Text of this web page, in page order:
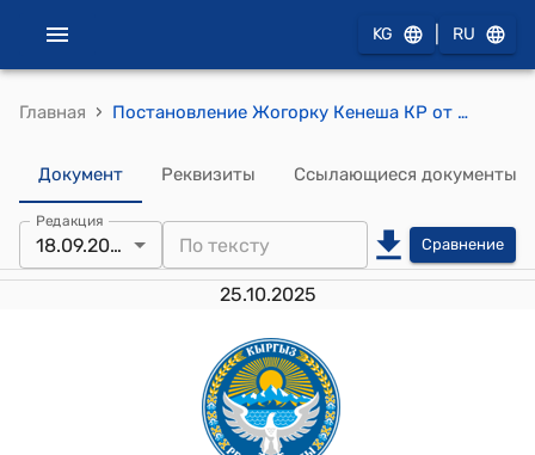
KG RU
Главная › Постановление Жогорку Кенеша КР от 18 сентября 2025 года № 3418-VII "О принятии в первом чтении проекта Закона Кыргызской Республики "О ратификации Соглашения на базе Конвенции Организации Объединенных Наций по морскому праву о сохранении и устойчивом использовании морского биологического разнообразия в районах за пределами действия национальной юрисдикции, подписанного 17 июля 2025 года"
Документ Реквизиты Ссылающиеся документы
Редакция
18.09.2025 Сравнение
25.10.2025